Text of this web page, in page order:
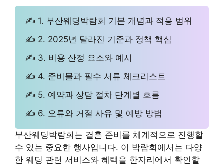
✍ 1. 부산웨딩박람회 기본 개념과 적용 범위
✍ 2. 2025년 달라진 기준과 정책 핵심
✍ 3. 비용 산정 요소와 예시
✍ 4. 준비물과 필수 서류 체크리스트
✍ 5. 예약과 상담 절차 단계별 흐름
✍ 6. 오류와 거절 사유 및 예방 방법
부산웨딩박람회는 결혼 준비를 체계적으로 진행할
수 있는 중요한 행사입니다. 이 박람회에서는 다양
한 웨딩 관련 서비스와 혜택을 한자리에서 확인할